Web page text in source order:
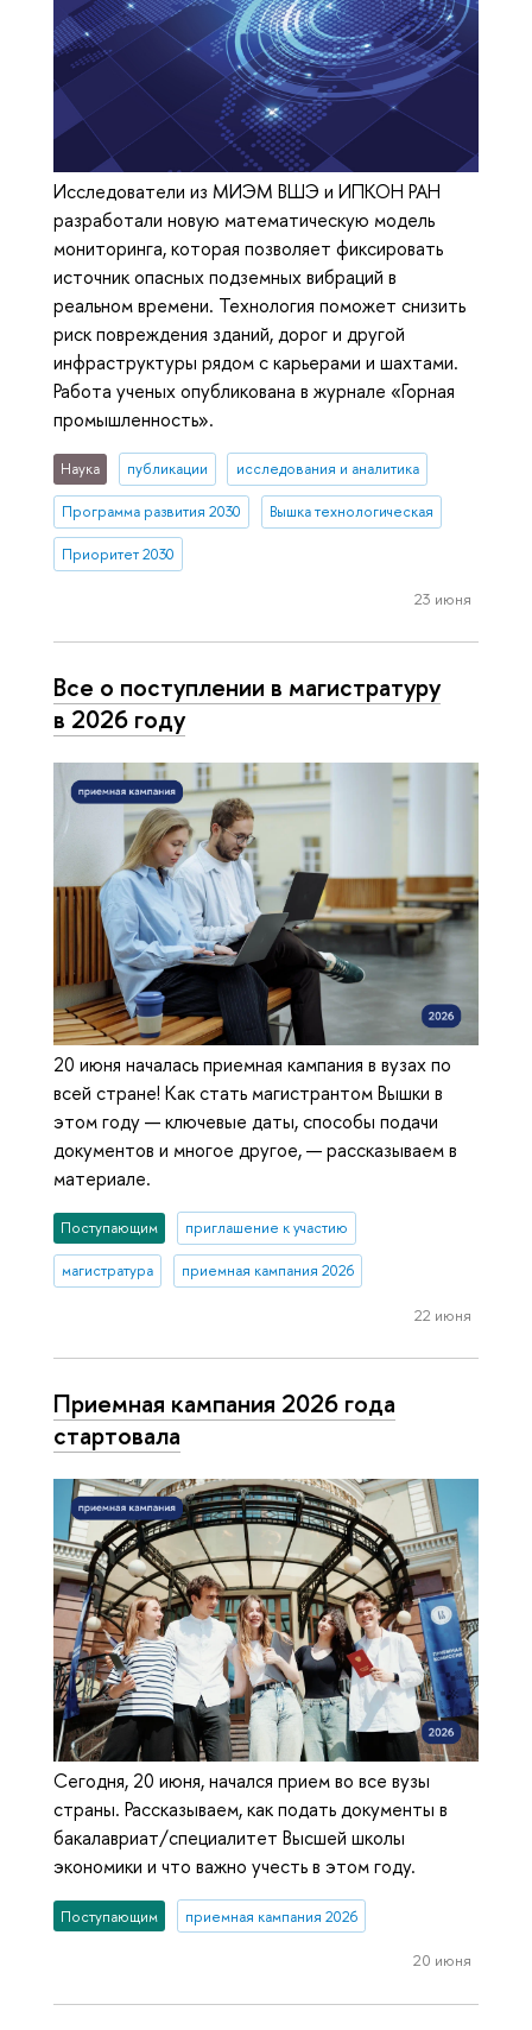
Исследователи из МИЭМ ВШЭ и ИПКОН РАН
разработали новую математическую модель
мониторинга, которая позволяет фиксировать
источник опасных подземных вибраций в
реальном времени. Технология поможет снизить
риск повреждения зданий, дорог и другой
инфраструктуры рядом с карьерами и шахтами.
Работа ученых опубликована в журнале «Горная
промышленность».
Наука публикации исследования и аналитика
Программа развития 2030 Вышка технологическая
Приоритет 2030
23 июня
Все о поступлении в магистратуру
в 2026 году
20 июня началась приемная кампания в вузах по
всей стране! Как стать магистрантом Вышки в
этом году — ключевые даты, способы подачи
документов и многое другое, — рассказываем в
материале.
Поступающим приглашение к участию
магистратура приемная кампания 2026
22 июня
Приемная кампания 2026 года
стартовала
Сегодня, 20 июня, начался прием во все вузы
страны. Рассказываем, как подать документы в
бакалавриат/специалитет Высшей школы
экономики и что важно учесть в этом году.
Поступающим приемная кампания 2026
20 июня